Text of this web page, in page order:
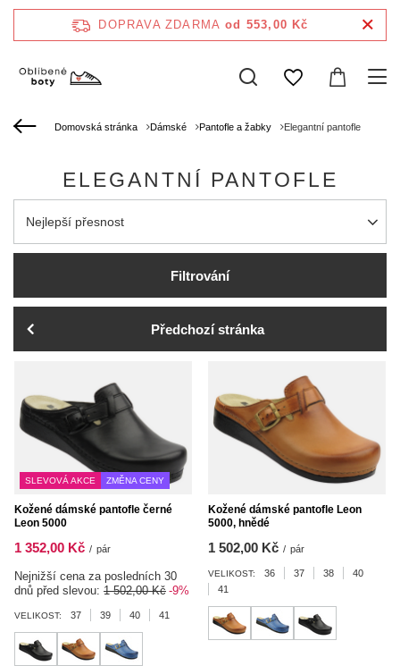
DOPRAVA ZDARMA od 553,00 Kč
Domovská stránka Dámské Pantofle a žabky Elegantní pantofle
ELEGANTNÍ PANTOFLE
Zmień sortowanie
Nejlepší přesnost
Filtrování
Předchozí stránka
SLEVOVÁ AKCE ZMĚNA CENY
Kožené dámské pantofle černé
Leon 5000
1 352,00 Kč / pár
Nejnižší cena za posledních 30
dnů před slevou: 1 502,00 Kč -9%
VELIKOST: 37 39 40 41
Kožené dámské pantofle Leon
5000, hnědé
1 502,00 Kč / pár
VELIKOST: 36 37 38
40
41